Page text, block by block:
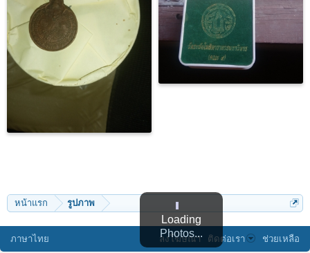
Loading
Photos...
หน้าแรก รูปภาพ
ภาษาไทย ลงโฆษณา ติดต่อเรา ช่วยเหลือ